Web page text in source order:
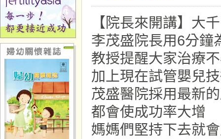
【院長來開講】大
李茂盛院長用6分鐘
教授提醒大家治療
加上現在試管嬰兒
茂盛醫院採用最新
都會使成功率大增
媽媽們堅持下去就